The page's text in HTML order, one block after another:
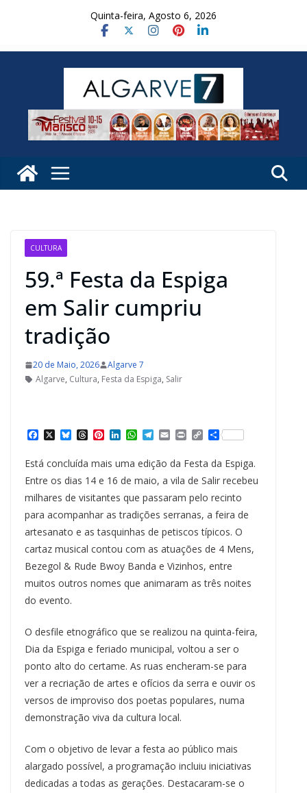
Quinta-feira, Agosto 6, 2026
CULTURA
59.ª Festa da Espiga
em Salir cumpriu
tradição
20 de Maio, 2026
Algarve 7
Algarve, Cultura, Festa da Espiga, Salir
c
e
b
o
k
X B
u
e
s
y
T
e
a
s
P
n
t
e
e
s
t
L
k
e
I
n
W
t
s
p
p
T
e
g
r
a
m
E
a
i
l
P
i
n
t
C
y
L
n
k
S
r
e
Está concluída mais uma edição da Festa da Espiga.
Entre os dias 14 e 16 de maio, a vila de Salir recebeu
milhares de visitantes que passaram pelo recinto
para acompanhar as tradições serranas, a feira de
artesanato e as tasquinhas de petiscos típicos. O
cartaz musical contou com as atuações de 4 Mens,
Bezegol & Rude Bwoy Banda e Vizinhos, entre
muitos outros nomes que animaram as três noites
do evento.
O desfile etnográfico que se realizou na quinta-feira,
Dia da Espiga e feriado municipal, voltou a ser o
ponto alto do certame. As ruas encheram-se para
ver a recriação de artes e ofícios da serra e ouvir os
versos de improviso dos poetas populares, numa
demonstração viva da cultura local.
Com o objetivo de levar a festa ao público mais
alargado possível, a programação incluiu iniciativas
dedicadas a todas as gerações. Destacaram-se o